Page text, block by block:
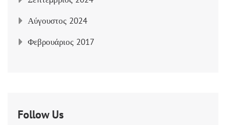
Αύγουστος 2024
Φεβρουάριος 2017
Follow Us